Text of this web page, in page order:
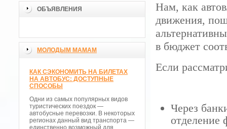
ОБЪЯВЛЕНИЯ
МОЛОДЫМ МАМАМ
КАК СЭКОНОМИТЬ НА БИЛЕТАХ
НА АВТОБУС: ДОСТУПНЫЕ
СПОСОБЫ
Одни из самых популярных видов
туристических поездок —
автобусные перевозки. В некоторых
регионах данный вид транспорта —
единственно возможный для
Нам, как
движения,
в бюджет
Если
Через
отделение